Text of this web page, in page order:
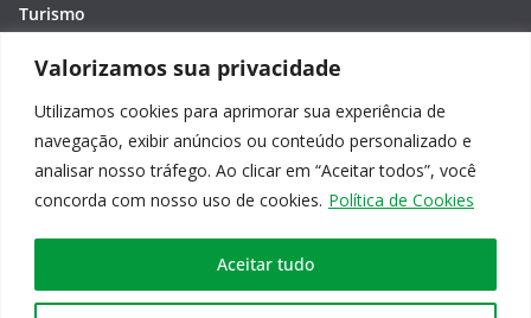
Valorizamos sua privacidade
Utilizamos cookies para aprimorar sua experiência de
navegação, exibir anúncios ou conteúdo personalizado e
analisar nosso tráfego. Ao clicar em “Aceitar todos”, você
concorda com nosso uso de cookies. Política de Cookies
Aceitar tudo
Turismo
Economia
Meio Ambiente
Editora: Verônica Macêdo
Copyright © 2026Agro na Bahia. Todos os direitos reservados.